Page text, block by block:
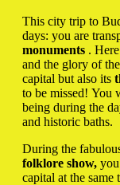
This city trip to
days: you are
monuments .
and the glory of
capital but also its
to be missed! You
being during the
and historic baths.
During the
folklore show,
capital at the same